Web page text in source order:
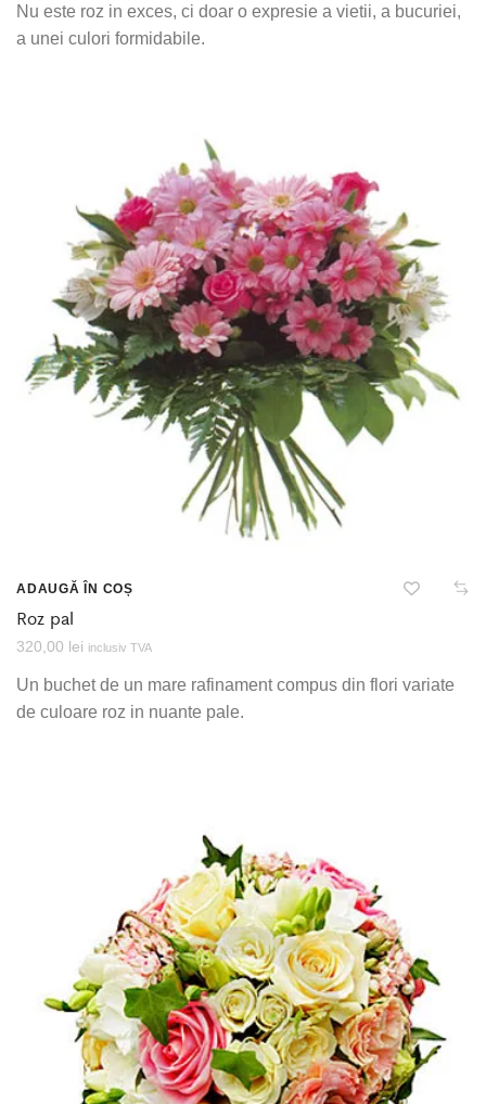
Nu este roz in exces, ci doar o expresie a vietii, a bucuriei,
a unei culori formidabile.
ADAUGĂ ÎN COȘ
Roz pal
320,00 lei inclusiv TVA
Un buchet de un mare rafinament compus din flori variate
de culoare roz in nuante pale.